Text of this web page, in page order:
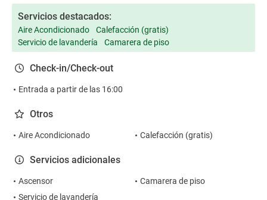
Servicios destacados:
Aire Acondicionado
Calefacción (gratis)
Servicio de lavandería
Camarera de piso
Check-in/Check-out
Entrada a partir de las 16:00
Otros
Aire Acondicionado Calefacción (gratis)
Servicios adicionales
Ascensor
Camarera de piso
Servicio de lavandería